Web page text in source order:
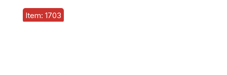
Item: 1703